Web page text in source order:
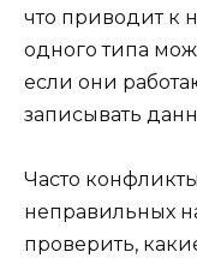
что приводит к
одного типа
если они
записывать
Часто
неправильных
проверить,